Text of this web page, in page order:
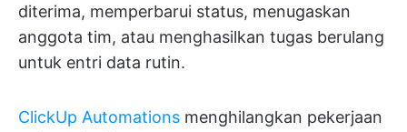
diterima, memperbarui status, menugaskan
anggota tim, atau menghasilkan tugas berulang
untuk entri data rutin.
ClickUp Automations menghilangkan pekerjaan